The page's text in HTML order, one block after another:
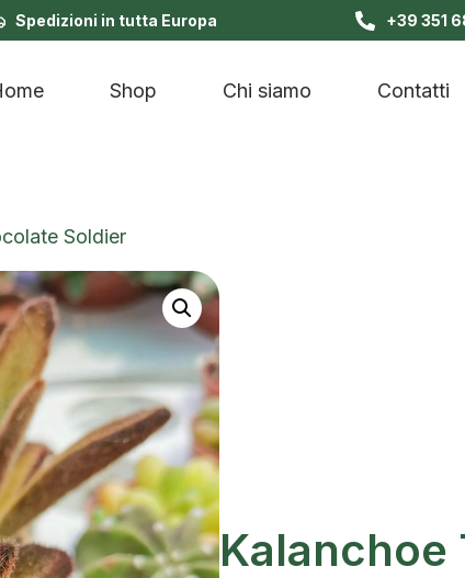
Spedizioni in tutta Europa +39 351
Shop Chi siamo Contatti
Soldier
Kalanchoe